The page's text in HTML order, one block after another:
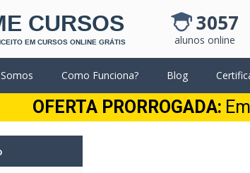
CURSOS
EM CURSOS ONLINE GRÁTIS
3057
alunos online
Como Funciona? Blog
OFERTA PRORROGADA: